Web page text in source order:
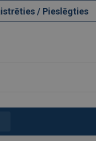
/ Pieslēgties